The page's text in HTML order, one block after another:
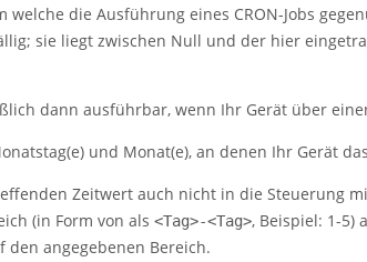
welche die Ausführung eines CRON-Jobs
sie liegt zwischen Null und der hier
dann ausführbar, wenn Ihr Gerät über
und Monat(e), an denen Ihr Gerät
Zeitwert auch nicht in die Steuerung
(in Form von als <Tag>-<Tag>, Beispiel: 1-5)
angegebenen Bereich.